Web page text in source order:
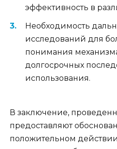
эффективность в
Необходимость
исследований для
понимания
долгосрочных
использования.
В заключение,
предоставляют
положительном